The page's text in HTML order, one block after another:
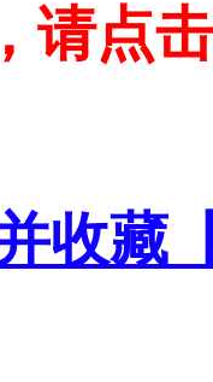
请点
收藏